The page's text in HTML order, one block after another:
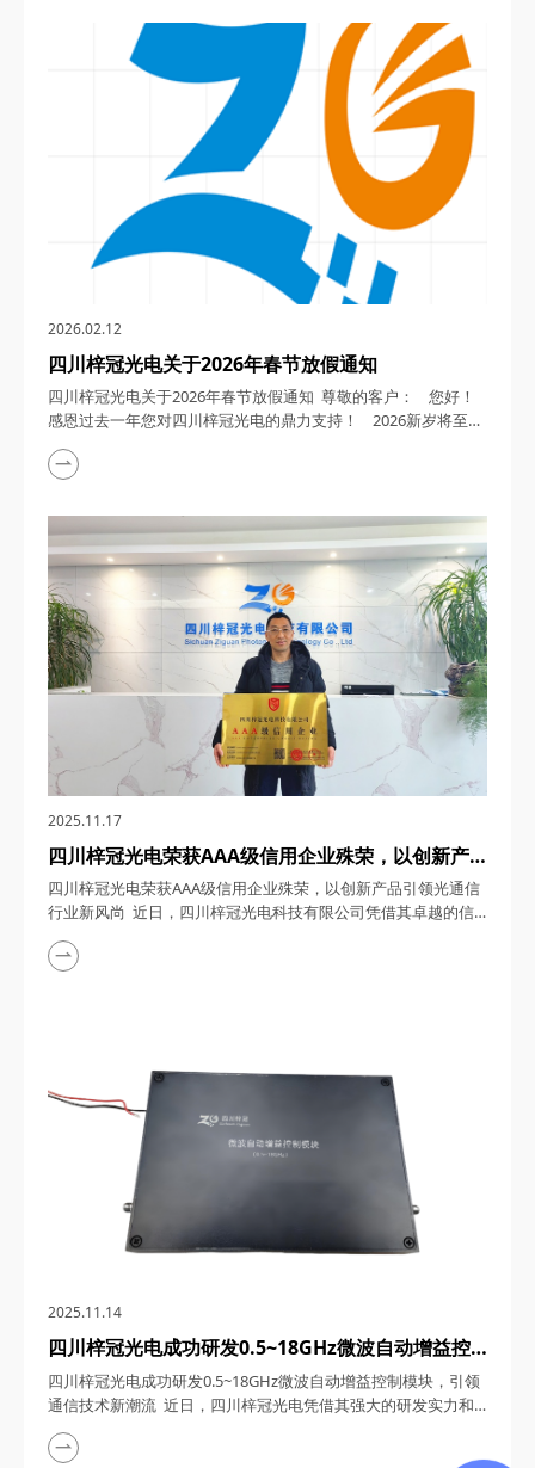
球顶尖企业、前沿技术与行业精英的盛宴，将成为洞察未来趋
势、探索合作机遇的绝佳平台。&n...
2026.02.12
四川梓冠光电关于2026年春节放假通知
四川梓冠光电关于2026年春节放假通知 尊敬的客户： 您好！
感恩过去一年您对四川梓冠光电的鼎力支持！ 2026新岁将至，
四川梓冠光电全体同仁愿您事业如龙腾跃，生活似锦添花，阖家
欢愉，顺遂无忧，新岁尽享美好！新的一年，我司将以更坚定的
产品！ ...
2025.11.17
四川梓冠光电荣获AAA级信用企业殊荣，以创新产
品引领光通信行业新风尚
四川梓冠光电荣获AAA级信用企业殊荣，以创新产品引领光通信
行业新风尚 近日，四川梓冠光电科技有限公司凭借其卓越的信
用记录、强大的研发实力以及优质的产品服务，荣获AAA级信用
企业称号。这一荣誉不仅是对梓冠光电长期以来坚持诚信经营、
2025.11.14
四川梓冠光电成功研发0.5~18GHz微波自动增益控
制模块，引领通信技术新潮流
四川梓冠光电成功研发0.5~18GHz微波自动增益控制模块，引领
通信技术新潮流 近日，四川梓冠光电凭借其强大的研发实力和
技术创新能力，成功推出了具有超宽带覆盖、高动态范围、快速
响应与稳定性、低噪声与高线性度、小型化与高可靠性等特点的